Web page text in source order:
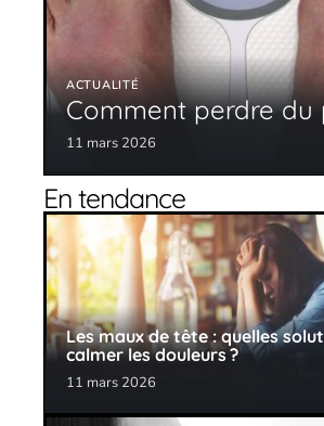
ACTUALITÉ
Comment perdre du
11 mars 2026
En tendance
Les maux de tête : quelles
calmer les douleurs ?
11 mars 2026